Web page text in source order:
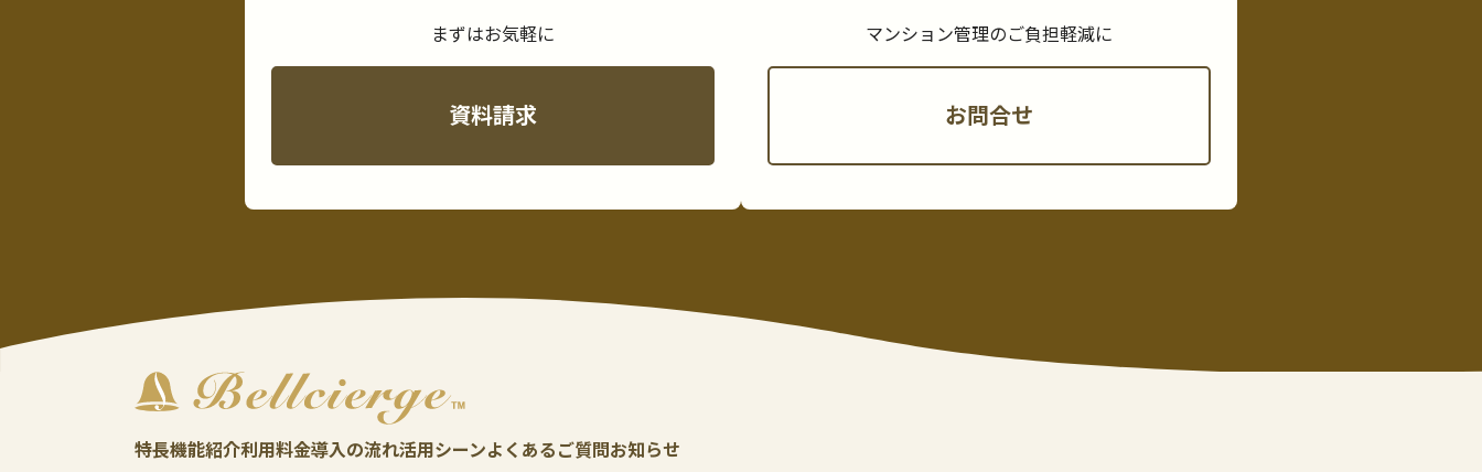
まずはお気軽に
資料請求
マンション管理のご負担軽減に
お問合せ
特長機能紹介利用料金導入の流れ活用シーンよくあるご質問 お知らせ